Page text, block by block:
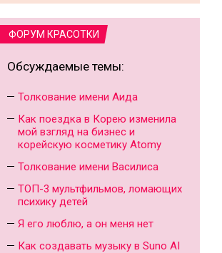
ФОРУМ КРАСОТКИ
Обсуждаемые темы:
Толкование имени Аида
Как поездка в Корею изменила
мой взгляд на бизнес и
корейскую косметику Atomy
Толкование имени Василиса
ТОП-3 мультфильмов, ломающих
психику детей
Я его люблю, а он меня нет
Как создавать музыку в Suno AI